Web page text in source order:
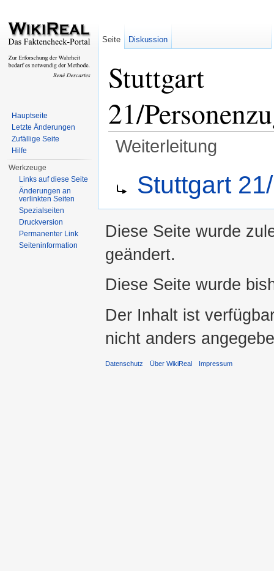
Stuttgart
21/
Weiterleitung
Stuttgart
Seite Diskussion
Hauptseite
Letzte Änderungen
Zufällige Seite
Hilfe
Werkzeuge
Links auf diese Seite
Änderungen an
verlinkten Seiten
Spezialseiten
Druckversion
Permanenter Link
Seiteninformation
Diese Seite wurde
geändert.
Diese Seite wurde
Der Inhalt ist
nicht anders
Datenschutz Über WikiReal Impressum